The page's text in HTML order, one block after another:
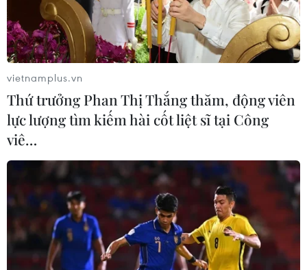
vietnamplus.vn
Thứ trưởng Phan Thị Thắng thăm, động viên
lực lượng tìm kiếm hài cốt liệt sĩ tại Công
viê…